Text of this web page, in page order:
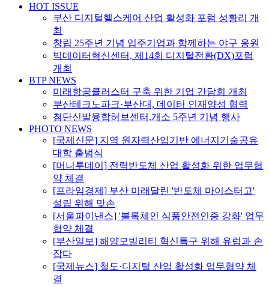
HOT ISSUE
부산 디지털헬스케어 산업 활성화 포럼 성황리 개
최
창립 25주년 기념 입주기업과 함께하는 야구 응원
빅데이터혁신센터, 제14회 디지털전환(DX)포럼
개최
BTP NEWS
미래항공클러스터 구축 위한 기업 간담회 개최
부산테크노파크·부산대, 데이터 인재양성 협력
첨단신발융합허브센터,개소 5주년 기념 행사
PHOTO NEWS
[국제신문] 지역 원자력산업기반 에너지기술공유
대학 출범식
[머니투데이] 전력반도체 산업 활성화 위한 업무협
약 체결
[프라임경제] 부산 미래달린 '반도체 마이스터고'
설립 위해 맞손
[서울파이낸스] '블록체인 식품안전인증 강화' 업무
협약 체결
[부산일보] 해양모빌리티 혁신특구 위해 유럽과 손
잡다
[국제뉴스] 철도·디지털 산업 활성화 업무협약 체
결